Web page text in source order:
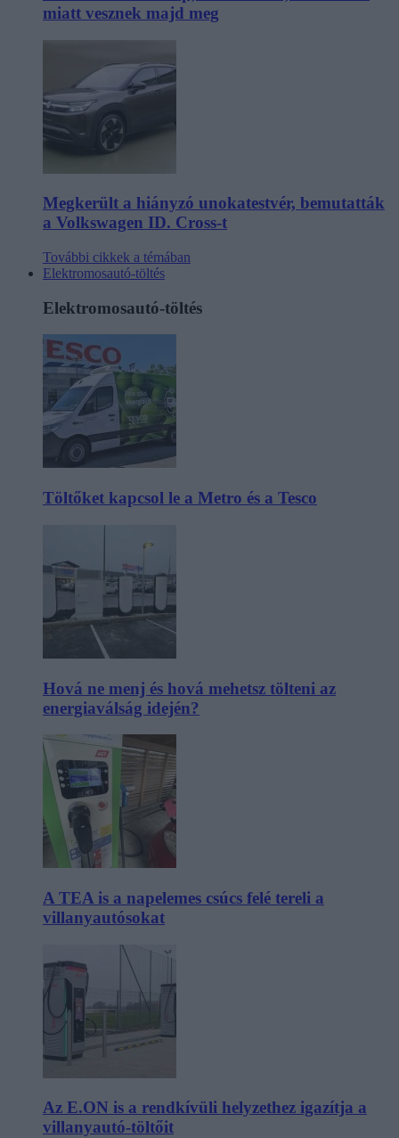
miatt vesznek majd meg
Megkerült a hiányzó unokatestvér, bemutatták
a Volkswagen ID. Cross-t
További cikkek a témában
Elektromosautó-töltés
Elektromosautó-töltés
Töltőket kapcsol le a Metro és a Tesco
Hová ne menj és hová mehetsz tölteni az
energiaválság idején?
A TEA is a napelemes csúcs felé tereli a
villanyautósokat
Az E.ON is a rendkívüli helyzethez igazítja a
villanyautó-töltőit